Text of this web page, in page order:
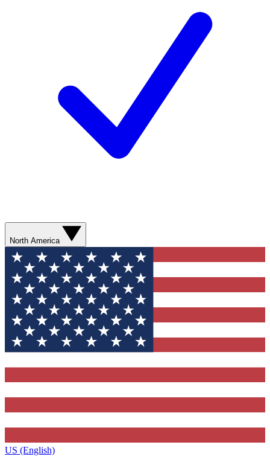
North America
US (English)